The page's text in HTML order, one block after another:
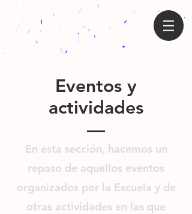
Eventos y
actividades
En esta sección, hacemos un
repaso de aquellos eventos
organizados por la Escuela y de
otras actividades en las que